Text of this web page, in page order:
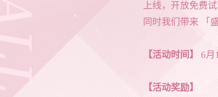
上线，开放免费
同时我们带来 「
【活动时间】 6月
【活动奖励】